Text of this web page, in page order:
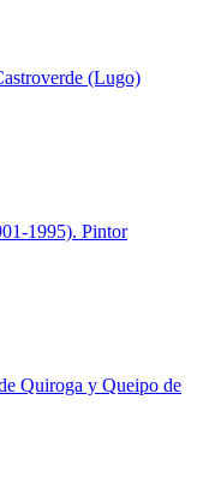
(Lugo)
1995). Pintor
Quiroga y Queipo de